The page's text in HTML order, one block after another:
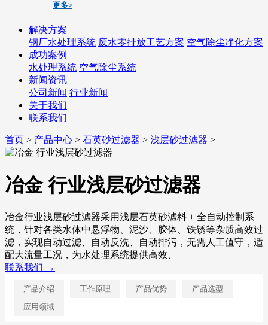
更多>
解决方案
钢厂水处理系统 废水零排放工艺方案 空气除尘净化方案
成功案例
水处理系统 空气除尘系统
新闻资讯
公司新闻 行业新闻
关于我们
联系我们
首页 > 产品中心 > 石英砂过滤器 > 浅层砂过滤器 >
冶金 行业浅层砂过滤器
冶金行业浅层砂过滤器采用浅层石英砂滤料 + 全自动控制系
统，针对各类水体中悬浮物、泥沙、胶体、铁锈等杂质高效过
滤，实现自动过滤、自动反洗、自动排污，无需人工值守，适
配大流量工况，为水处理系统提供高效、
联系我们 →
产品介绍 工作原理 产品优势
产品选型
应用领域